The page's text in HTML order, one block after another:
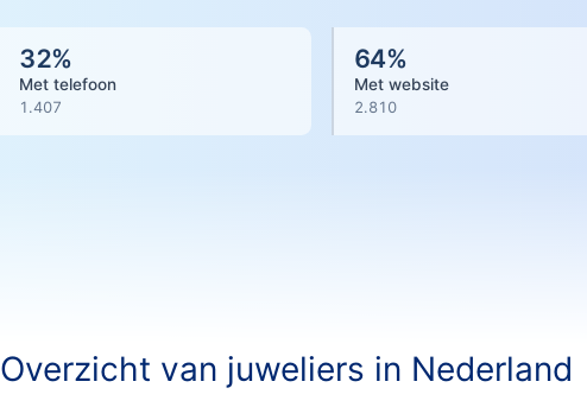
32%
Met telefoon
1.407
64%
Met website
2.810
Overzicht van juweliers in Nederland